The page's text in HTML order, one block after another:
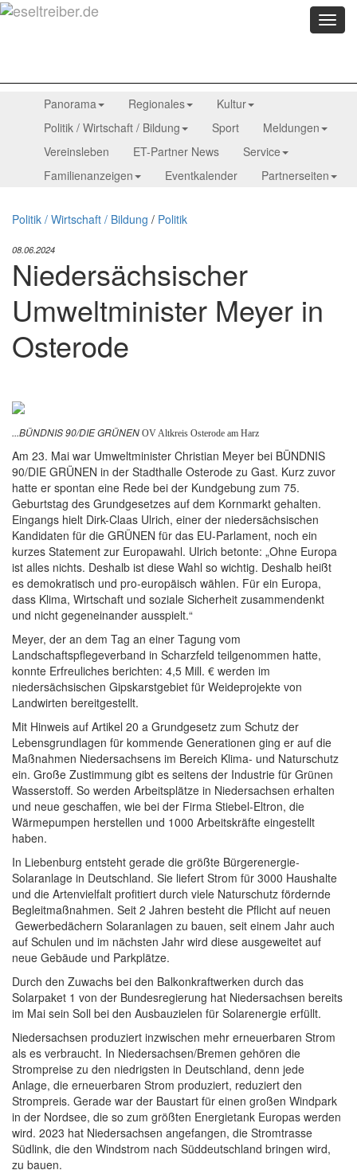
Menü
Panorama Regionales
Kultur
Politik / Wirtschaft / Bildung
Sport
Meldungen
Vereinsleben
ET-Partner News
Service
Familienanzeigen
Eventkalender Partnerseiten
Politik / Wirtschaft / Bildung / Politik
08.06.2024
Niedersächsischer
Umweltminister Meyer in
Osterode
...BÜNDNIS 90/DIE GRÜNEN OV Altkreis Osterode am Harz
Am 23. Mai war Umweltminister Christian Meyer bei BÜNDNIS
90/DIE GRÜNEN in der Stadthalle Osterode zu Gast. Kurz zuvor
hatte er spontan eine Rede bei der Kundgebung zum 75.
Geburtstag des Grundgesetzes auf dem Kornmarkt gehalten.
Eingangs hielt Dirk-Claas Ulrich, einer der niedersächsischen
Kandidaten für die GRÜNEN für das EU-Parlament, noch ein
kurzes Statement zur Europawahl. Ulrich betonte: „Ohne Europa
ist alles nichts. Deshalb ist diese Wahl so wichtig. Deshalb heißt
es demokratisch und pro-europäisch wählen. Für ein Europa,
dass Klima, Wirtschaft und soziale Sicherheit zusammendenkt
und nicht gegeneinander ausspielt.“
Meyer, der an dem Tag an einer Tagung vom
Landschaftspflegeverband in Scharzfeld teilgenommen hatte,
konnte Erfreuliches berichten: 4,5 Mill. € werden im
niedersächsischen Gipskarstgebiet für Weideprojekte von
Landwirten bereitgestellt.
Mit Hinweis auf Artikel 20 a Grundgesetz zum Schutz der
Lebensgrundlagen für kommende Generationen ging er auf die
Maßnahmen Niedersachsens im Bereich Klima- und Naturschutz
ein. Große Zustimmung gibt es seitens der Industrie für Grünen
Wasserstoff. So werden Arbeitsplätze in Niedersachsen erhalten
und neue geschaffen, wie bei der Firma Stiebel-Eltron, die
Wärmepumpen herstellen und 1000 Arbeitskräfte eingestellt
haben.
In Liebenburg entsteht gerade die größte Bürgerenergie-
Solaranlage in Deutschland. Sie liefert Strom für 3000 Haushalte
und die Artenvielfalt profitiert durch viele Naturschutz fördernde
Begleitmaßnahmen. Seit 2 Jahren besteht die Pflicht auf neuen
Gewerbedächern Solaranlagen zu bauen, seit einem Jahr auch
auf Schulen und im nächsten Jahr wird diese ausgeweitet auf
neue Gebäude und Parkplätze.
Durch den Zuwachs bei den Balkonkraftwerken durch das
Solarpaket 1 von der Bundesregierung hat Niedersachsen bereits
im Mai sein Soll bei den Ausbauzielen für Solarenergie erfüllt.
Niedersachsen produziert inzwischen mehr erneuerbaren Strom
als es verbraucht. In Niedersachsen/Bremen gehören die
Strompreise zu den niedrigsten in Deutschland, denn jede
Anlage, die erneuerbaren Strom produziert, reduziert den
Strompreis. Gerade war der Baustart für einen großen Windpark
in der Nordsee, die so zum größten Energietank Europas werden
wird. 2023 hat Niedersachsen angefangen, die Stromtrasse
Südlink, die den Windstrom nach Süddeutschland bringen wird,
zu bauen.